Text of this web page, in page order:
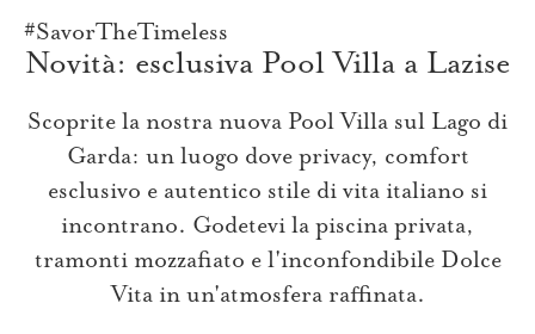
#SavorTheTimeless
Novità: esclusiva Pool Villa a Lazise
Scoprite la nostra nuova Pool Villa sul Lago di
Garda: un luogo dove privacy, comfort
esclusivo e autentico stile di vita italiano si
incontrano. Godetevi la piscina privata,
tramonti mozzafiato e l'inconfondibile Dolce
Vita in un'atmosfera raffinata.